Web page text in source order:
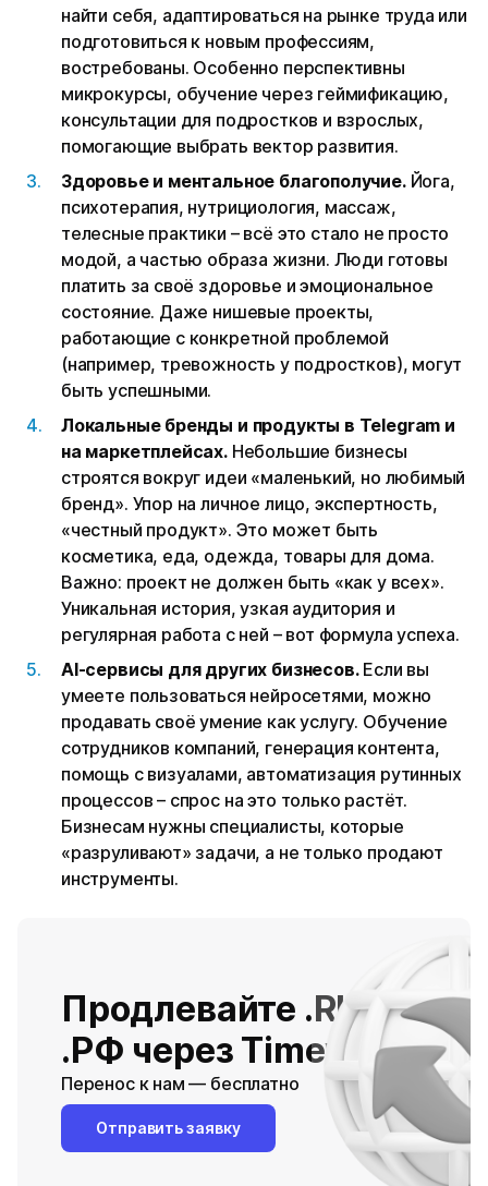
найти себя, адаптироваться на рынке труда или
подготовиться к новым профессиям,
востребованы. Особенно перспективны
микрокурсы, обучение через геймификацию,
консультации для подростков и взрослых,
помогающие выбрать вектор развития.
Здоровье и ментальное благополучие.Йога,
психотерапия, нутрициология, массаж,
телесные практики – всё это стало не просто
модой, а частью образа жизни. Люди готовы
платить за своё здоровье и эмоциональное
состояние. Даже нишевые проекты,
работающие с конкретной проблемой
(например, тревожность у подростков), могут
быть успешными.
Локальные бренды и продукты в Telegram и
на маркетплейсах.Небольшие бизнесы
строятся вокруг идеи «маленький, но любимый
бренд». Упор на личное лицо, экспертность,
«честный продукт». Это может быть
косметика, еда, одежда, товары для дома.
Важно: проект не должен быть «как у всех».
Уникальная история, узкая аудитория и
регулярная работа с ней – вот формула успеха.
AI-сервисы для других бизнесов.Если вы
умеете пользоваться нейросетями, можно
продавать своё умение как услугу. Обучение
сотрудников компаний, генерация контента,
помощь с визуалами, автоматизация рутинных
процессов – спрос на это только растёт.
Бизнесам нужны специалисты, которые
«разруливают» задачи, а не только продают
инструменты.
Продлевайте .RU /
.РФ через Timeweb
Перенос к нам — бесплатно
Отправить заявку